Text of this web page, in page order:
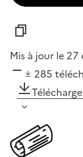
Mis à jour le
285